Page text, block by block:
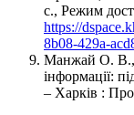
с., Режим
https://
8b08-429a-
Манжай О. В.,
інформації:
– Харків :